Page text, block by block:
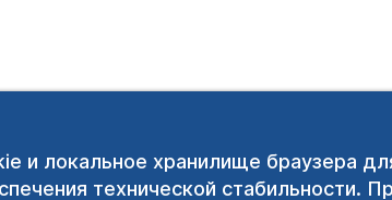
и локальное хранилище браузера
технической стабильности.